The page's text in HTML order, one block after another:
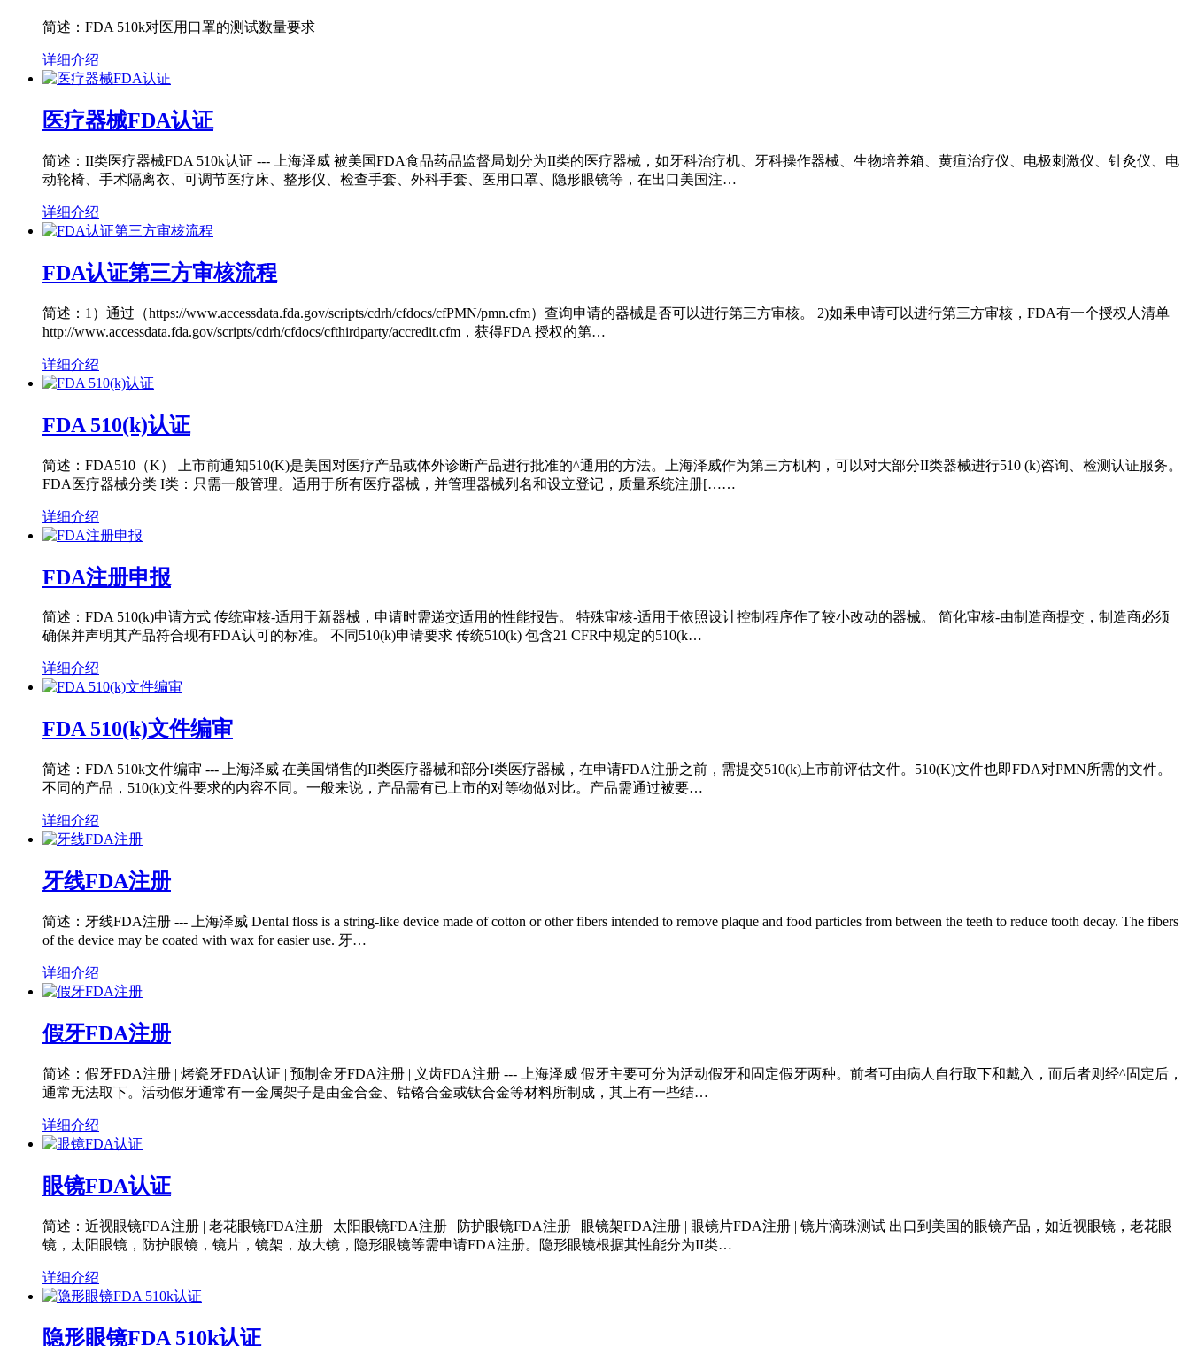
简述：FDA 510k对医用口罩的测试数量要求
详细介绍
医疗器械FDA认证
简述：II类医疗器械FDA 510k认证 --- 上海泽威 被美国FDA食品药品监督局划分为II类的医疗器械，如牙科治疗机、牙科操作器械、生物培养箱、黄疸治疗仪、电极刺激仪、针灸仪、电
动轮椅、手术隔离衣、可调节医疗床、整形仪、检查手套、外科手套、医用口罩、隐形眼镜等，在出口美国注…
详细介绍
FDA认证第三方审核流程
简述：1）通过（https://www.accessdata.fda.gov/scripts/cdrh/cfdocs/cfPMN/pmn.cfm）查询申请的器械是否可以进行第三方审核。 2)如果申请可以进行第三方审核，FDA有一个授权人清单
http://www.accessdata.fda.gov/scripts/cdrh/cfdocs/cfthirdparty/accredit.cfm，获得FDA 授权的第…
详细介绍
FDA 510(k)认证
简述：FDA510（K） 上市前通知510(K)是美国对医疗产品或体外诊断产品进行批准的^通用的方法。上海泽威作为第三方机构，可以对大部分II类器械进行510 (k)咨询、检测认证服务。
FDA医疗器械分类 I类：只需一般管理。适用于所有医疗器械，并管理器械列名和设立登记，质量系统注册[……
详细介绍
FDA注册申报
简述：FDA 510(k)申请方式 传统审核-适用于新器械，申请时需递交适用的性能报告。 特殊审核-适用于依照设计控制程序作了较小改动的器械。 简化审核-由制造商提交，制造商必须
确保并声明其产品符合现有FDA认可的标准。 不同510(k)申请要求 传统510(k) 包含21 CFR中规定的510(k…
详细介绍
FDA 510(k)文件编审
简述：FDA 510k文件编审 --- 上海泽威 在美国销售的II类医疗器械和部分I类医疗器械，在申请FDA注册之前，需提交510(k)上市前评估文件。510(K)文件也即FDA对PMN所需的文件。
不同的产品，510(k)文件要求的内容不同。一般来说，产品需有已上市的对等物做对比。产品需通过被要…
详细介绍
牙线FDA注册
简述：牙线FDA注册 --- 上海泽威 Dental floss is a string-like device made of cotton or other fibers intended to remove plaque and food particles from between the teeth to reduce tooth decay. The fibers
of the device may be coated with wax for easier use. 牙…
详细介绍
假牙FDA注册
简述：假牙FDA注册 | 烤瓷牙FDA认证 | 预制金牙FDA注册 | 义齿FDA注册 --- 上海泽威 假牙主要可分为活动假牙和固定假牙两种。前者可由病人自行取下和戴入，而后者则经^固定后，
通常无法取下。活动假牙通常有一金属架子是由金合金、钴铬合金或钛合金等材料所制成，其上有一些结…
详细介绍
眼镜FDA认证
简述：近视眼镜FDA注册 | 老花眼镜FDA注册 | 太阳眼镜FDA注册 | 防护眼镜FDA注册 | 眼镜架FDA注册 | 眼镜片FDA注册 | 镜片滴珠测试 出口到美国的眼镜产品，如近视眼镜，老花眼
镜，太阳眼镜，防护眼镜，镜片，镜架，放大镜，隐形眼镜等需申请FDA注册。隐形眼镜根据其性能分为II类…
详细介绍
隐形眼镜FDA 510k认证